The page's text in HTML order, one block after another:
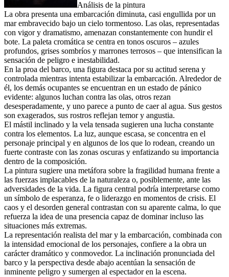
Análisis de la pintura
La obra presenta una embarcación diminuta, casi engullida por un
mar embravecido bajo un cielo tormentoso. Las olas, representadas
con vigor y dramatismo, amenazan constantemente con hundir el
bote. La paleta cromática se centra en tonos oscuros – azules
profundos, grises sombríos y marrones terrosos – que intensifican la
sensación de peligro e inestabilidad.
En la proa del barco, una figura destaca por su actitud serena y
controlada mientras intenta estabilizar la embarcación. Alrededor de
él, los demás ocupantes se encuentran en un estado de pánico
evidente: algunos luchan contra las olas, otros rezan
desesperadamente, y uno parece a punto de caer al agua. Sus gestos
son exagerados, sus rostros reflejan temor y angustia.
El mástil inclinado y la vela tensada sugieren una lucha constante
contra los elementos. La luz, aunque escasa, se concentra en el
personaje principal y en algunos de los que lo rodean, creando un
fuerte contraste con las zonas oscuras y enfatizando su importancia
dentro de la composición.
La pintura sugiere una metáfora sobre la fragilidad humana frente a
las fuerzas implacables de la naturaleza o, posiblemente, ante las
adversidades de la vida. La figura central podría interpretarse como
un símbolo de esperanza, fe o liderazgo en momentos de crisis. El
caos y el desorden general contrastan con su aparente calma, lo que
refuerza la idea de una presencia capaz de dominar incluso las
situaciones más extremas.
La representación realista del mar y la embarcación, combinada con
la intensidad emocional de los personajes, confiere a la obra un
carácter dramático y conmovedor. La inclinación pronunciada del
barco y la perspectiva desde abajo acentúan la sensación de
inminente peligro y sumergen al espectador en la escena.